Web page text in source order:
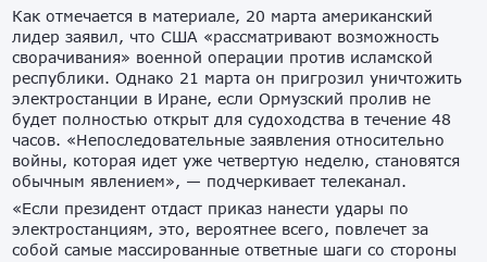
Как отмечается в материале, 20 марта американский
лидер заявил, что США «рассматривают возможность
сворачивания» военной операции против исламской
республики. Однако 21 марта он пригрозил уничтожить
электростанции в Иране, если Ормузский пролив не
будет полностью открыт для судоходства в течение 48
часов. «Непоследовательные заявления относительно
войны, которая идет уже четвертую неделю, становятся
обычным явлением», — подчеркивает телеканал.
«Если президент отдаст приказ нанести удары по
электростанциям, это, вероятнее всего, повлечет за
собой самые массированные ответные шаги со стороны